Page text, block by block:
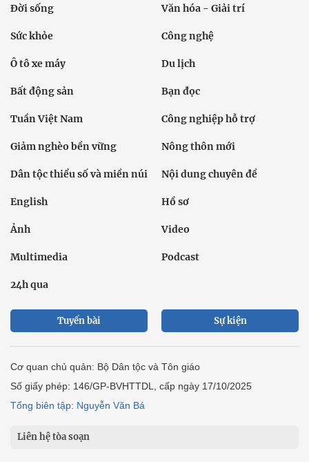
Đời sống Văn hóa - Giải trí
Sức khỏe Công nghệ
Ô tô xe máy Du lịch
Bất động sản Bạn đọc
Tuần Việt Nam Công nghiệp hỗ trợ
Giảm nghèo bền vững Nông thôn mới
Dân tộc thiểu số và miền núi Nội dung chuyên đề
English Hồ sơ
Ảnh Video
Multimedia Podcast
24h qua
Tuyến bài Sự kiện
Cơ quan chủ quản: Bộ Dân tộc và Tôn giáo
Số giấy phép: 146/GP-BVHTTDL, cấp ngày 17/10/2025
Tổng biên tập: Nguyễn Văn Bá
Liên hệ tòa soạn